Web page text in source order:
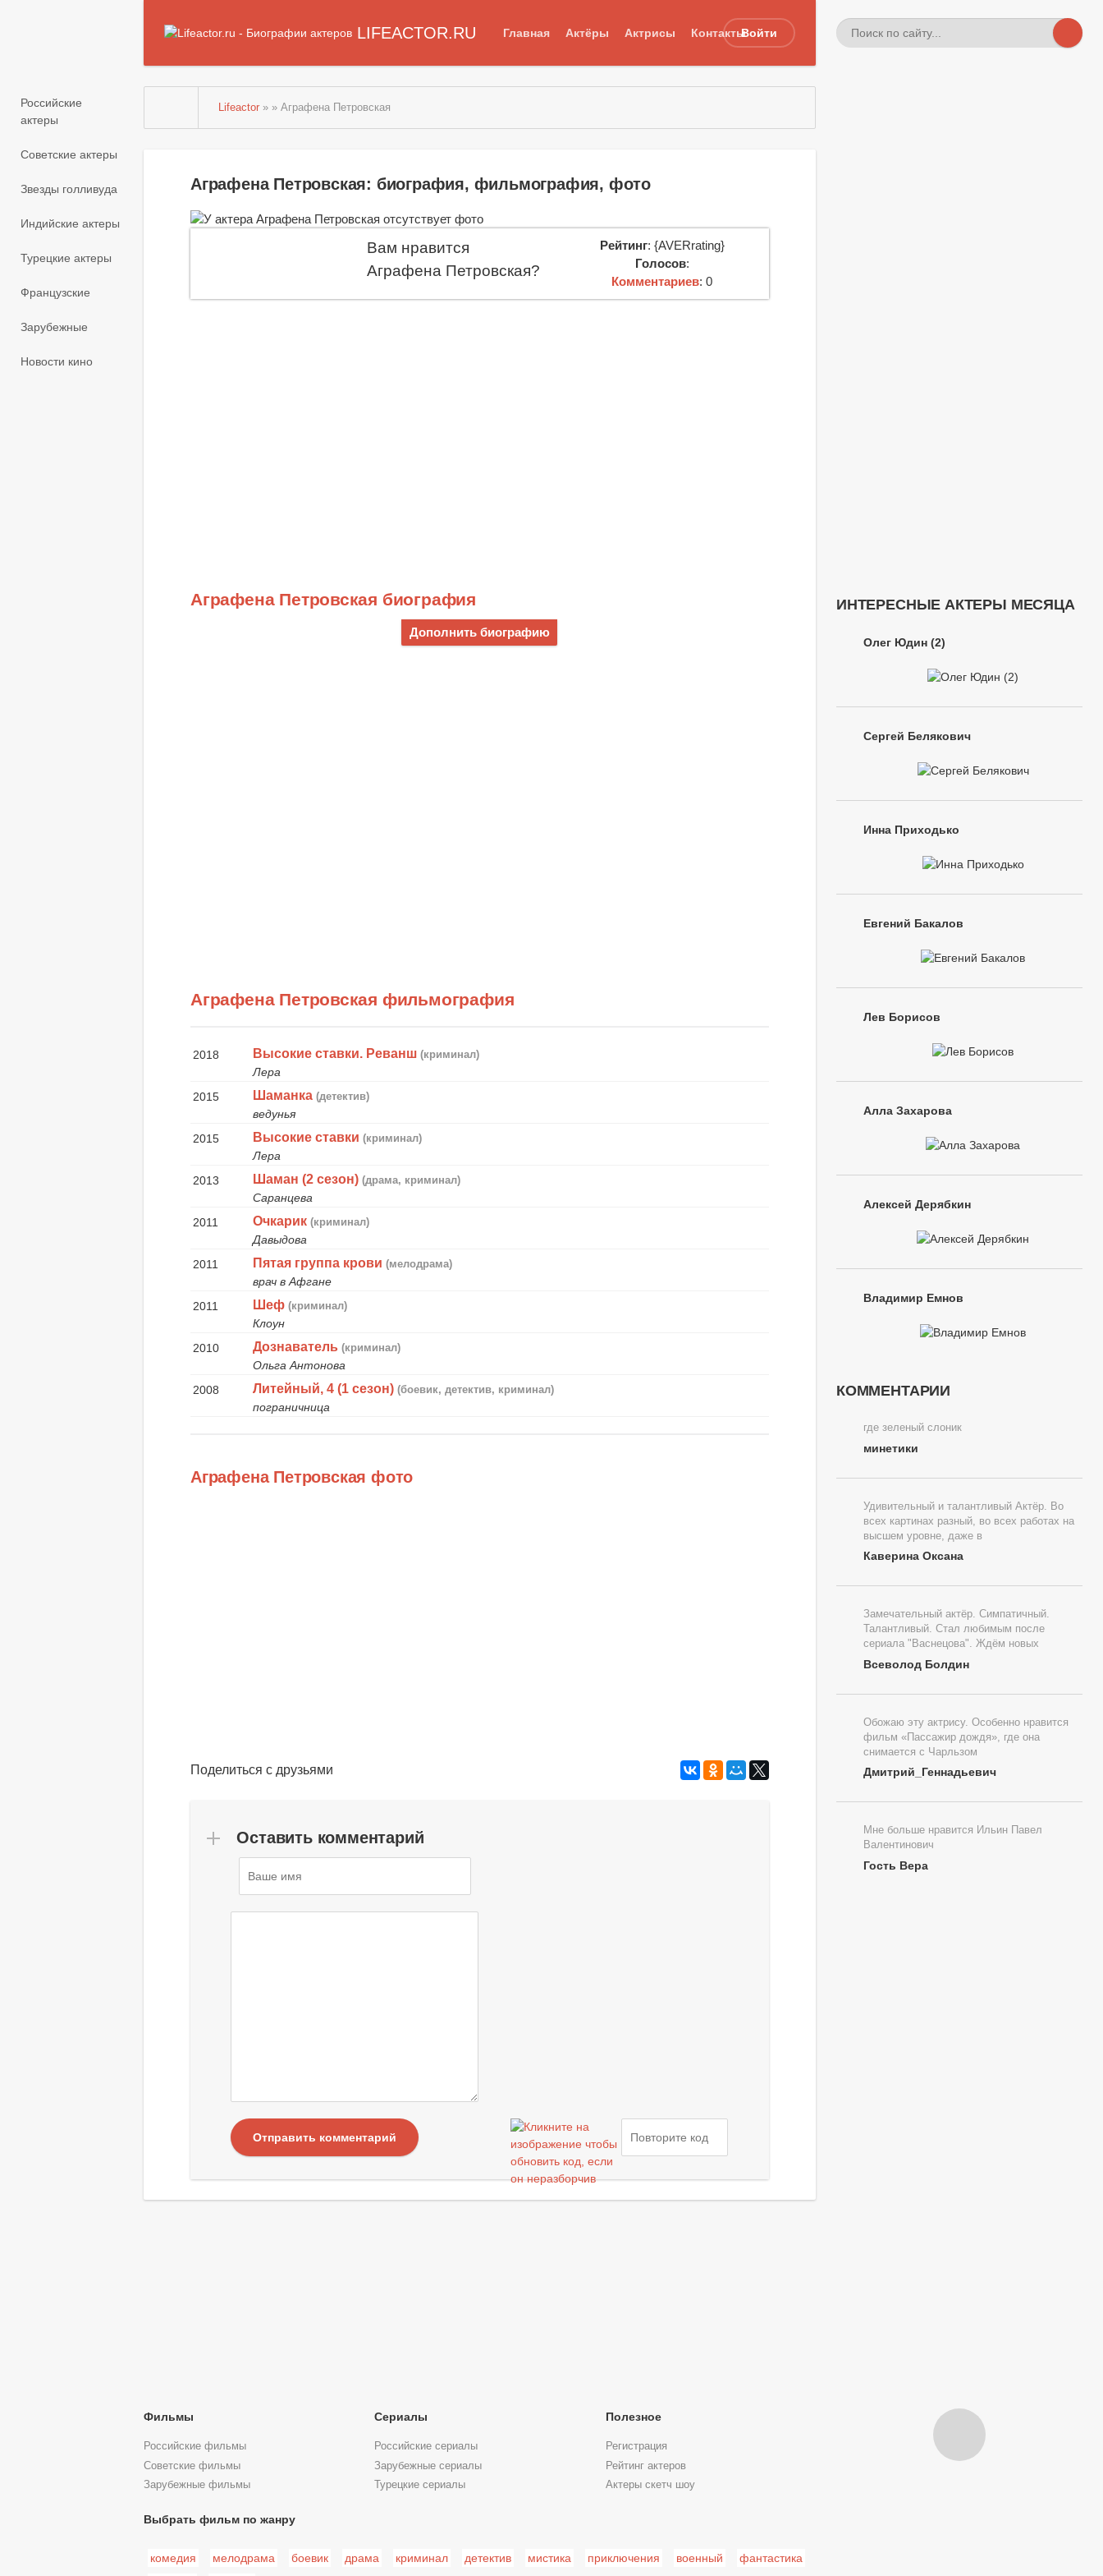
LIFEACTOR.RU Главная Актёры Актрисы КонтактыВойти
Российские
актеры
Советские актеры
Звезды голливуда
Индийские актеры
Турецкие актеры
Французские
Зарубежные
Новости кино
Lifeactor » » Аграфена Петровская
Аграфена Петровская: биография, фильмография, фото
Вам нравится
Аграфена Петровская?
Рейтинг: {AVERrating}
Голосов:
Комментариев: 0
Аграфена Петровская биография
Дополнить биографию
Аграфена Петровская фильмография
2018 Высокие ставки. Реванш (криминал)
Лера
2015
Шаманка (детектив)
ведунья
2015
Высокие ставки (криминал)
Лера
2013
Шаман (2 сезон) (драма, криминал)
Саранцева
2011
Очкарик (криминал)
Давыдова
2011
Пятая группа крови (мелодрама)
врач в Афгане
2011
Шеф (криминал)
Клоун
2010
Дознаватель (криминал)
Ольга Антонова
2008
Литейный, 4 (1 сезон) (боевик, детектив, криминал)
пограничница
Аграфена Петровская фото
Поделиться с друзьями
Оставить комментарий
Отправить комментарий
ИНТЕРЕСНЫЕ АКТЕРЫ МЕСЯЦА
Олег Юдин (2)
Сергей Белякович
Инна Приходько
Евгений Бакалов
Лев Борисов
Алла Захарова
Алексей Дерябкин
Владимир Емнов
КОММЕНТАРИИ
где зеленый слоник
минетики
Удивительный и талантливый Актёр. Во
всех картинах разный, во всех работах на
высшем уровне, даже в
Каверина Оксана
Замечательный актёр. Симпатичный.
Талантливый. Стал любимым после
сериала "Васнецова". Ждём новых
Всеволод Болдин
Обожаю эту актрису. Особенно нравится
фильм «Пассажир дождя», где она
снимается с Чарльзом
Дмитрий_Геннадьевич
Мне больше нравится Ильин Павел
Валентинович
Гость Вера
Фильмы
Российские фильмы
Советские фильмы
Зарубежные фильмы
Сериалы
Российские сериалы
Зарубежные сериалы
Турецкие сериалы
Полезное
Регистрация
Рейтинг актеров
Актеры скетч шоу
Выбрать фильм по жанру
комедия мелодрама боевик драма криминал детектив мистика приключения военный фантастика